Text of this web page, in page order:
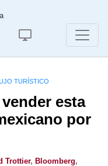
TURÍSTICO
esta
por
Trottier, Bloomberg,